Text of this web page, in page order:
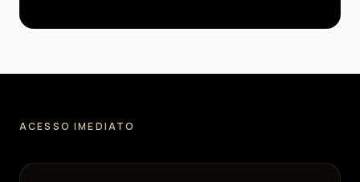
ACESSO IMEDIATO